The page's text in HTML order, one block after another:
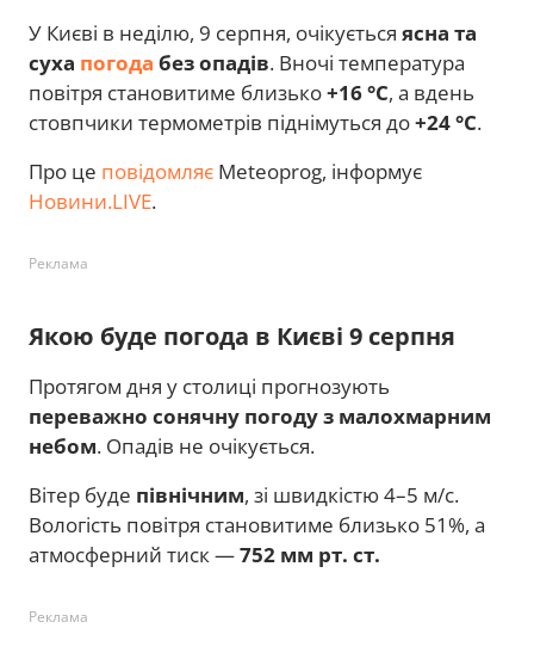
У Києві в неділю, 9 серпня, очікується ясна та
суха погода без опадів. Вночі температура
повітря становитиме близько+16 °C, а вдень
стовпчики термометрів піднімуться до+24 °C.
Про це повідомляє Meteoprog, інформує
Новини.LIVE.
Реклама
Якою буде погода в Києві 9 серпня
Протягом дня у столиці прогнозують
переважно сонячну погоду з малохмарним
небом. Опадів не очікується.
Вітер буде північним, зі швидкістю 4–5 м/с.
Вологість повітря становитиме близько 51%, а
атмосферний тиск —752 мм рт. ст.
Реклама